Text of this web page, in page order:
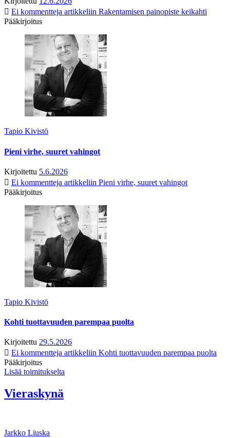
Ei kommentteja artikkeliin Rakentamisen painopiste keikahti
Pääkirjoitus
Tapio Kivistö
Pieni virhe, suuret vahingot
Kirjoitettu 5.6.2026
Ei kommentteja artikkeliin Pieni virhe, suuret vahingot
Pääkirjoitus
Tapio Kivistö
Kohti tuottavuuden parempaa puolta
Kirjoitettu 29.5.2026
Ei kommentteja artikkeliin Kohti tuottavuuden parempaa puolta
Pääkirjoitus
Lisää toimitukselta
Vieraskynä
Jarkko Liuska